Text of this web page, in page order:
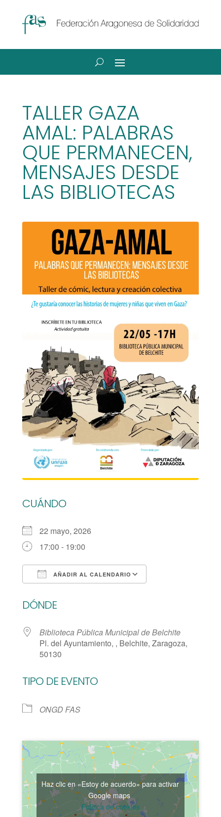
TALLER GAZA
AMAL: PALABRAS
QUE PERMANECEN,
MENSAJES DESDE
LAS BIBLIOTECAS
CUÁNDO
22 mayo, 2026
17:00 - 19:00
AÑADIR AL CALENDARIO
DÓNDE
Biblioteca Pública Municipal de Belchite
Pl. del Ayuntamiento, , Belchite, Zaragoza,
50130
TIPO DE EVENTO
ONGD FAS
Haz clic en «Estoy de acuerdo» para activar
Google maps
Política de cookies